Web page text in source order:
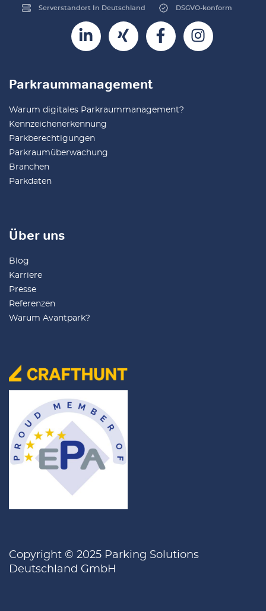
Serverstandort In Deutschland DSGVO-konform
Parkraummanagement
Warum digitales Parkraummanagement?
Kennzeichenerkennung
Parkberechtigungen
Parkraumüberwachung
Branchen
Parkdaten
Über uns
Blog
Karriere
Presse
Referenzen
Warum Avantpark?
Copyright © 2025 Parking Solutions
Deutschland GmbH